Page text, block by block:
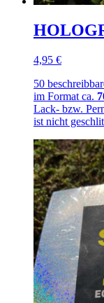
4,95 €
50
im Format ca.
Lack- bzw.
ist nicht